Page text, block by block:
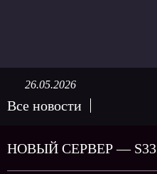
Все новости
26.05.2026
НОВЫЙ СЕРВЕР — S33